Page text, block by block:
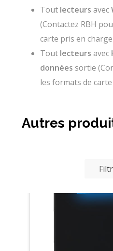
Tout lecteurs avec
(Contactez RBH
carte pris en
Tout lecteurs avec
données sortie
les formats de
Autres